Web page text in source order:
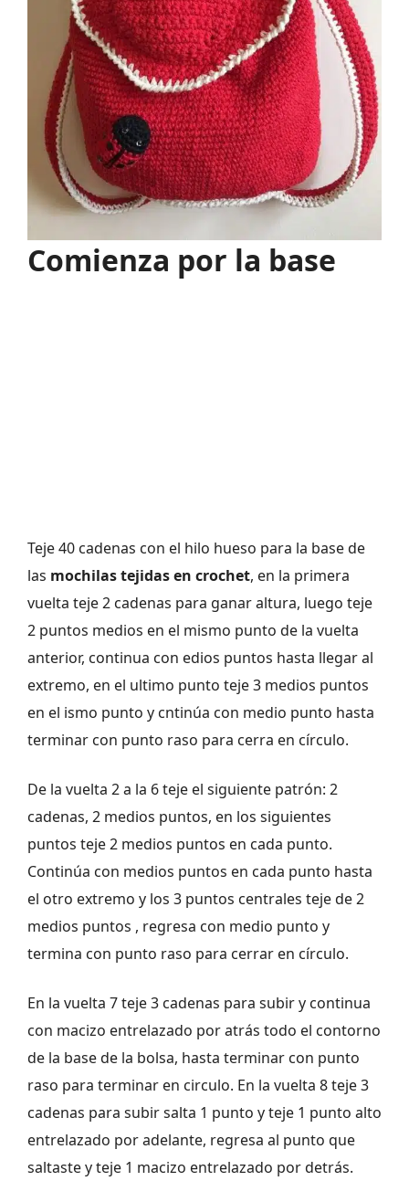
Comienza por la base
Teje 40 cadenas con el hilo hueso para la base de
las mochilas tejidas en crochet, en la primera
vuelta teje 2 cadenas para ganar altura, luego teje
2 puntos medios en el mismo punto de la vuelta
anterior, continua con edios puntos hasta llegar al
extremo, en el ultimo punto teje 3 medios puntos
en el ismo punto y cntinúa con medio punto hasta
terminar con punto raso para cerra en círculo.
De la vuelta 2 a la 6 teje el siguiente patrón: 2
cadenas, 2 medios puntos, en los siguientes
puntos teje 2 medios puntos en cada punto.
Continúa con medios puntos en cada punto hasta
el otro extremo y los 3 puntos centrales teje de 2
medios puntos , regresa con medio punto y
termina con punto raso para cerrar en círculo.
En la vuelta 7 teje 3 cadenas para subir y continua
con macizo entrelazado por atrás todo el contorno
de la base de la bolsa, hasta terminar con punto
raso para terminar en circulo. En la vuelta 8 teje 3
cadenas para subir salta 1 punto y teje 1 punto alto
entrelazado por adelante, regresa al punto que
saltaste y teje 1 macizo entrelazado por detrás.